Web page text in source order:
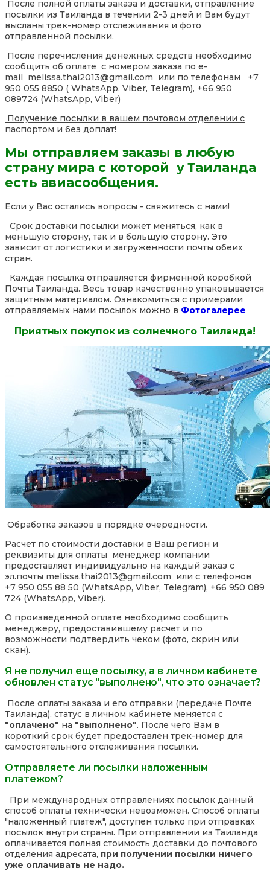
После полной оплаты заказа и доставки, отправление
посылки из Таиланда в течении 2-3 дней и Вам будут
высланы трек-номер отслеживания и фото
отправленной посылки.
После перечисления денежных средств необходимо
сообщить об оплате с номером заказа по e-
mail melissa.thai2013@gmail.com или по телефонам +7
950 055 8850 ( WhatsApp, Viber, Telegram), +66 950
089724 (WhatsApp, Viber)
Получение посылки в вашем почтовом отделении с
паспортом и без доплат!
Мы отправляем заказы в любую
страну мира с которой у Таиланда
есть авиасообщения.
Если у Вас остались вопросы - свяжитесь с нами!
Срок доставки посылки может меняться, как в
меньшую сторону, так и в большую сторону. Это
зависит от логистики и загруженности почты обеих
стран.
Каждая посылка отправляется фирменной коробкой
Почты Таиланда. Весь товар качественно упаковывается
защитным материалом. Ознакомиться с примерами
отправляемых нами посылок можно в Фотогалерее
Приятных покупок из солнечного Таиланда!
Обработка заказов в порядке очередности.
Расчет по стоимости доставки в Ваш регион и
реквизиты для оплаты менеджер компании
предоставляет индивидуально на каждый заказ с
эл.почты melissa.thai2013@gmail.com или с телефонов
+7 950 055 88 50 (WhatsApp, Viber, Telegram), +66 950 089
724 (WhatsApp, Viber).
О произведенной оплате необходимо сообщить
менеджеру, предоставившему расчет и по
возможности подтвердить чеком (фото, скрин или
скан).
Я не получил еще посылку, а в личном кабинете
обновлен статус "выполнено", что это означает?
После оплаты заказа и его отправки (передаче Почте
Таиланда), статус в личном кабинете меняется с
"оплачено" на "выполнено". После чего Вам в
короткий срок будет предоставлен трек-номер для
самостоятельного отслеживания посылки.
Отправляете ли посылки наложенным
платежом?
При международных отправлениях посылок данный
способ оплаты технически невозможен. Способ оплаты
"наложенный платеж", доступен только при отправках
посылок внутри страны. При отправлении из Таиланда
оплачивается полная стоимость доставки до почтового
отделения адресата, при получении посылки ничего
уже оплачивать не надо.